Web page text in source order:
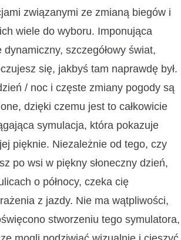
związanymi ze zmianą biegów i
wiele do wyboru. Imponująca
szczegółowy świat,
się, jakbyś tam naprawdę był.
/ noc i częste zmiany pogody są
dzięki czemu jest to całkowicie
symulacja, która pokazuje
pięknie. Niezależnie od tego, czy
po wsi w piękny słoneczny dzień,
o północy, czeka cię
z jazdy. Nie ma wątpliwości,
stworzeniu tego symulatora,